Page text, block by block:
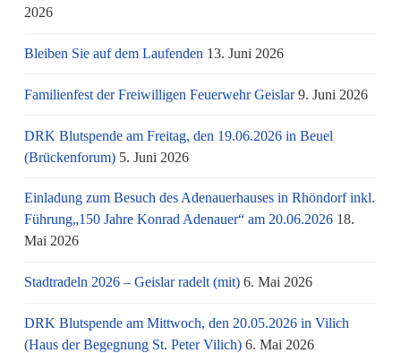
2026
Bleiben Sie auf dem Laufenden 13. Juni 2026
Familienfest der Freiwilligen Feuerwehr Geislar 9. Juni 2026
DRK Blutspende am Freitag, den 19.06.2026 in Beuel
(Brückenforum) 5. Juni 2026
Einladung zum Besuch des Adenauerhauses in Rhöndorf inkl.
Führung„150 Jahre Konrad Adenauer“ am 20.06.2026 18.
Mai 2026
Stadtradeln 2026 – Geislar radelt (mit) 6. Mai 2026
DRK Blutspende am Mittwoch, den 20.05.2026 in Vilich
(Haus der Begegnung St. Peter Vilich) 6. Mai 2026